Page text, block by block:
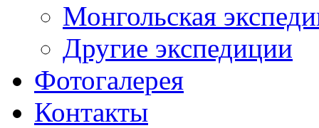
Монгольская
Другие экспедиции
Фотогалерея
Контакты